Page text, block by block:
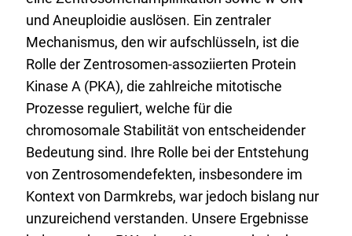
und Aneuploidie auslösen. Ein zentraler
Mechanismus, den wir aufschlüsseln, ist die
Rolle der Zentrosomen-assoziierten Protein
Kinase A (PKA), die zahlreiche mitotische
Prozesse reguliert, welche für die
chromosomale Stabilität von entscheidender
Bedeutung sind. Ihre Rolle bei der Entstehung
von Zentrosomendefekten, insbesondere im
Kontext von Darmkrebs, war jedoch bislang nur
unzureichend verstanden. Unsere Ergebnisse